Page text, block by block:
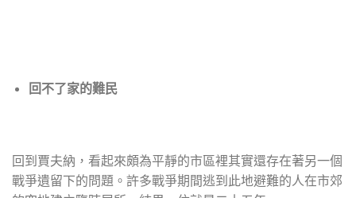
回不了家的難民
回到賈夫納，看起來頗為平靜的市區裡其實還存在著另一個
戰爭遺留下的問題。許多戰爭期間逃到此地避難的人在市郊